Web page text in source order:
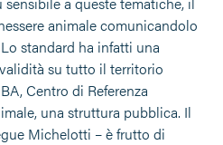
animale comunicandolo
standard ha infatti una
su tutto il territorio
Centro di Referenza
una struttura pubblica. Il
Michelotti – è frutto di